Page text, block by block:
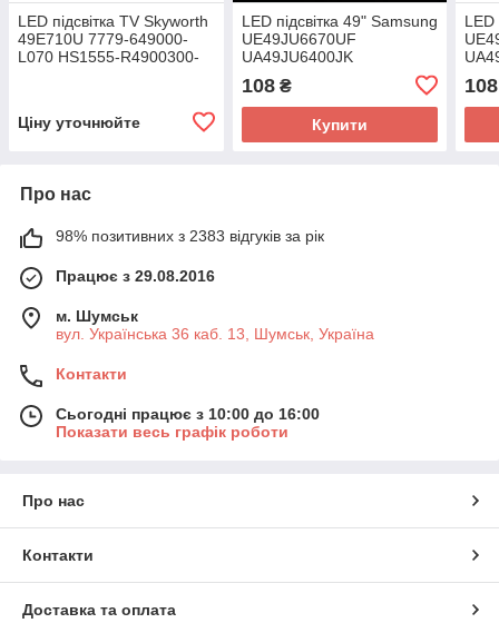
LED підсвітка TV Skyworth
49E710U 7779-649000-
L070 HS1555-R4900300-
Ціну уточнюйте
LED підсвітка 49" Samsung
UE49JU6670UF
UA49JU6400JK
108₴
Купити
LED
108
Про нас
98% позитивних з 2383 відгуків за рік
Працює з 29.08.2016
м. Шумськ
вул. Українська 36 каб. 13, Шумськ, Україна
Контакти
Сьогодні працює з 10:00 до 16:00
Показати весь графік роботи
Про нас
Контакти
Доставка та оплата